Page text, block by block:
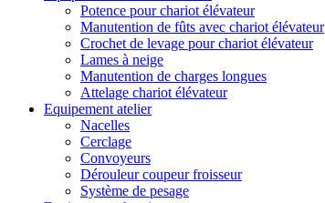
Potence pour chariot élévateur
Manutention de fûts avec chariot élévateur
Crochet de levage pour chariot élévateur
Lames à neige
Manutention de charges longues
Attelage chariot élévateur
Equipement atelier
Nacelles
Cerclage
Convoyeurs
Dérouleur coupeur froisseur
Système de pesage